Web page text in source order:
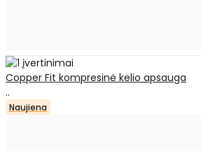
Copper Fit kompresinė kelio apsauga
..
Naujiena